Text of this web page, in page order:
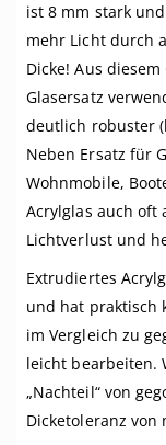
ist 8 mm stark
mehr Licht durch
Dicke! Aus
Glasersatz
deutlich robuster
Neben Ersatz für
Wohnmobile,
Acrylglas auch oft
Lichtverlust und
Extrudiertes
und hat praktisch
im Vergleich zu
leicht bearbeiten.
„Nachteil“ von
Dicketoleranz von